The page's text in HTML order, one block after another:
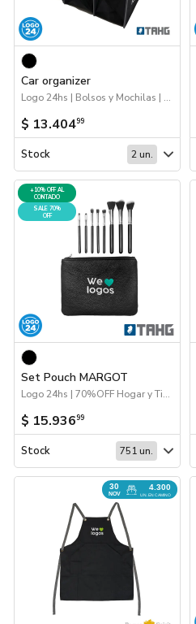
Car organizer
Logo 24hs | Bolsos y Mochilas | Hogar y Tiempo Libre | Próximos Arribos
$ 13.40499
Stock 2 un.
+10% OFF AL
CONTADO
SALE 70%
OFF
Set Pouch MARGOT
Logo 24hs | 70%OFF Hogar y Tiempo Libre | Hogar y Tiempo Libre
$ 15.93699
Stock 751 un.
30
NOV
4.300
UN. EN CAMINO